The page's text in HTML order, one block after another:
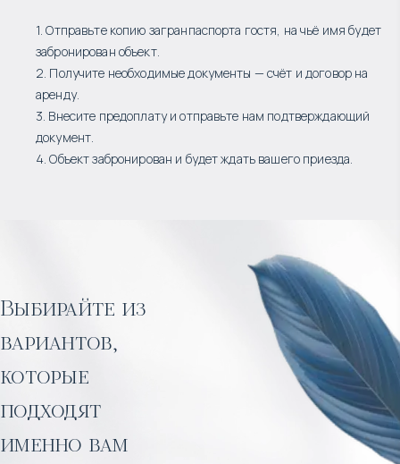
1. Отправьте копию загранпаспорта гостя, на чьё имя будет
забронирован объект.
2. Получите необходимые документы — счёт и договор на
аренду.
3. Внесите предоплату и отправьте нам подтверждающий
документ.
4. Объект забронирован и будет ждать вашего приезда.
Выбирайте из
вариантов,
которые
подходят
именно вам